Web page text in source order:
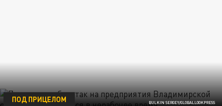
BULKIN SERGEY/GLOBALLOOKPRESS
ПОД ПРИЦЕЛОМ